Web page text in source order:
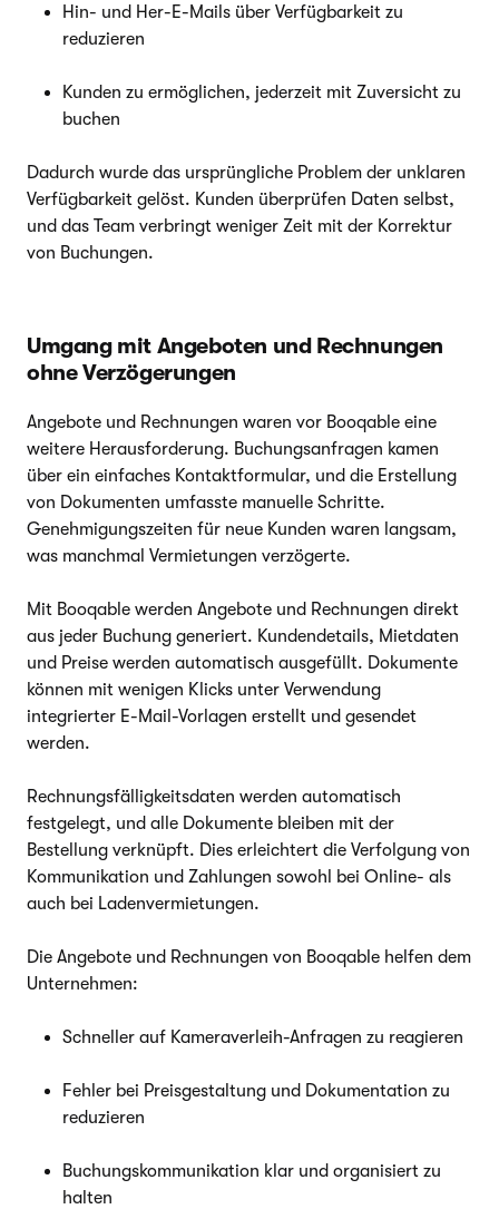
Hin- und Her-E-Mails über Verfügbarkeit zu
reduzieren
Kunden zu ermöglichen, jederzeit mit Zuversicht zu
buchen
Dadurch wurde das ursprüngliche Problem der unklaren
Verfügbarkeit gelöst. Kunden überprüfen Daten selbst,
und das Team verbringt weniger Zeit mit der Korrektur
von Buchungen.
Umgang mit Angeboten und Rechnungen
ohne Verzögerungen
Angebote und Rechnungen waren vor Booqable eine
weitere Herausforderung. Buchungsanfragen kamen
über ein einfaches Kontaktformular, und die Erstellung
von Dokumenten umfasste manuelle Schritte.
Genehmigungszeiten für neue Kunden waren langsam,
was manchmal Vermietungen verzögerte.
Mit Booqable werden Angebote und Rechnungen direkt
aus jeder Buchung generiert. Kundendetails, Mietdaten
und Preise werden automatisch ausgefüllt. Dokumente
können mit wenigen Klicks unter Verwendung
integrierter E-Mail-Vorlagen erstellt und gesendet
werden.
Rechnungsfälligkeitsdaten werden automatisch
festgelegt, und alle Dokumente bleiben mit der
Bestellung verknüpft. Dies erleichtert die Verfolgung von
Kommunikation und Zahlungen sowohl bei Online- als
auch bei Ladenvermietungen.
Die Angebote und Rechnungen von Booqable helfen dem
Unternehmen:
Schneller auf Kameraverleih-Anfragen zu reagieren
Fehler bei Preisgestaltung und Dokumentation zu
reduzieren
Buchungskommunikation klar und organisiert zu
halten